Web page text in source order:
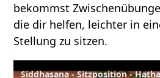
bekommst
die dir helfen, leichter in
Stellung zu sitzen.
Siddhasana - Sitzposition -